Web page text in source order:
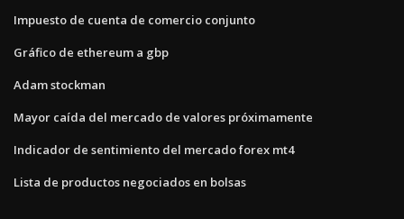
Impuesto de cuenta de comercio conjunto
Gráfico de ethereum a gbp
Adam stockman
Mayor caída del mercado de valores próximamente
Indicador de sentimiento del mercado forex mt4
Lista de productos negociados en bolsas